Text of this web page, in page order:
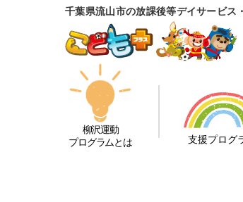
千葉県流山市の放課後等デイサービ
柳沢運動
プログラムとは
支援プログ